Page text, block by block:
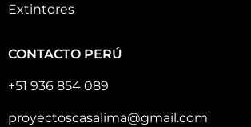
Extintores
CONTACTO PERÚ
+51 936 854 089
proyectoscasalima@gmail.com